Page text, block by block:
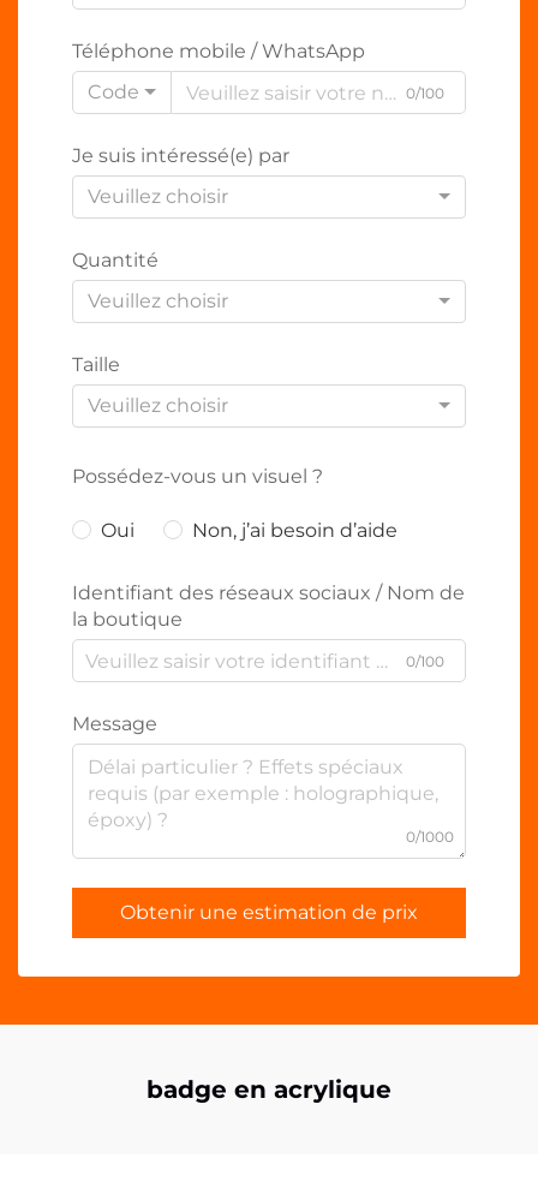
Téléphone mobile / WhatsApp
Code
0/100
Je suis intéressé(e) par
Veuillez choisir
Quantité
Veuillez choisir
Taille
Veuillez choisir
Possédez-vous un visuel ?
Oui Non, j’ai besoin d’aide
Identifiant des réseaux sociaux / Nom de
la boutique
0/100
Message
0/1000
Obtenir une estimation de prix
badge en acrylique